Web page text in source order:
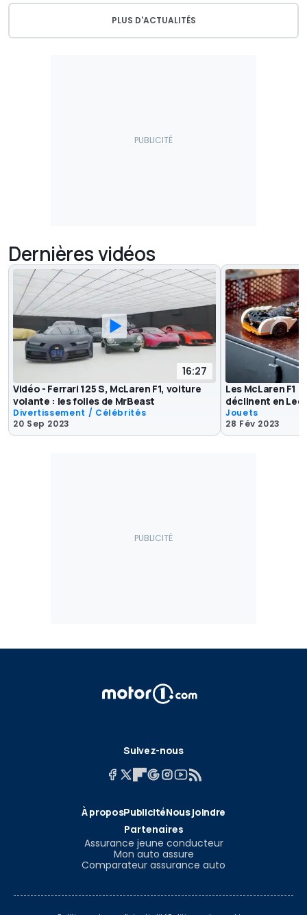
PLUS D'ACTUALITÉS
Dernières vidéos
16:27
Vidéo - Ferrari 125 S, McLaren F1, voiture
volante : les folies de MrBeast
Divertissement / Célébrités
20 Sep 2023
Les McLaren F1
déclinent en
Jouets
28 Fév 2023
Suivez-nous
À proposPublicitéNous joindre
Partenaires
Assurance jeune conducteur
Mon auto assure
Comparateur assurance auto